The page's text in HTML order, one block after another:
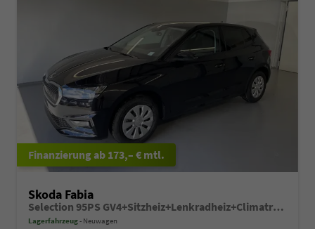
ab 173,– € mtl.
Skoda Fabia
Selection 95PS GV4+Sitzheiz+Lenkradheiz+Climatronic+Sunset+AppConnect+PDC
Lagerfahrzeug Neuwagen